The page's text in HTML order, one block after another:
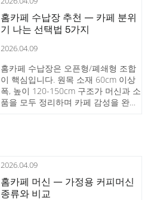
홈카페 수납장 추천 — 카페 분위
기 나는 선택법 5가지
2026.04.09
홈카페 수납장은 오픈형/폐쇄형 조합
이 핵심입니다. 원목 소재 60cm 이상
폭, 높이 120-150cm 구조가 머신과 소
품을 모두 정리하며 카페 감성을 완성
2026.04.09
홈카페 머신 — 가정용 커피머신
종류와 비교